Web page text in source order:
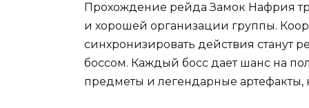
Прохождение рейда Замок Нафрия
и хорошей организации группы.
синхронизировать действия
боссом. Каждый босс дает шанс на
предметы и легендарные артефакты,